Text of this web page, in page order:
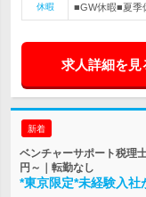
休暇
■GW休暇■夏季
求人詳細を見
新着
ベンチャーサポート税理
円～｜転勤なし
*東京限定*未経験入